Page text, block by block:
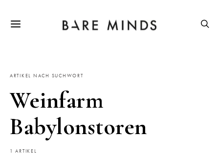
ARTIKEL NACH SUCHWORT
Weinfarm
Babylonstoren
1 ARTIKEL